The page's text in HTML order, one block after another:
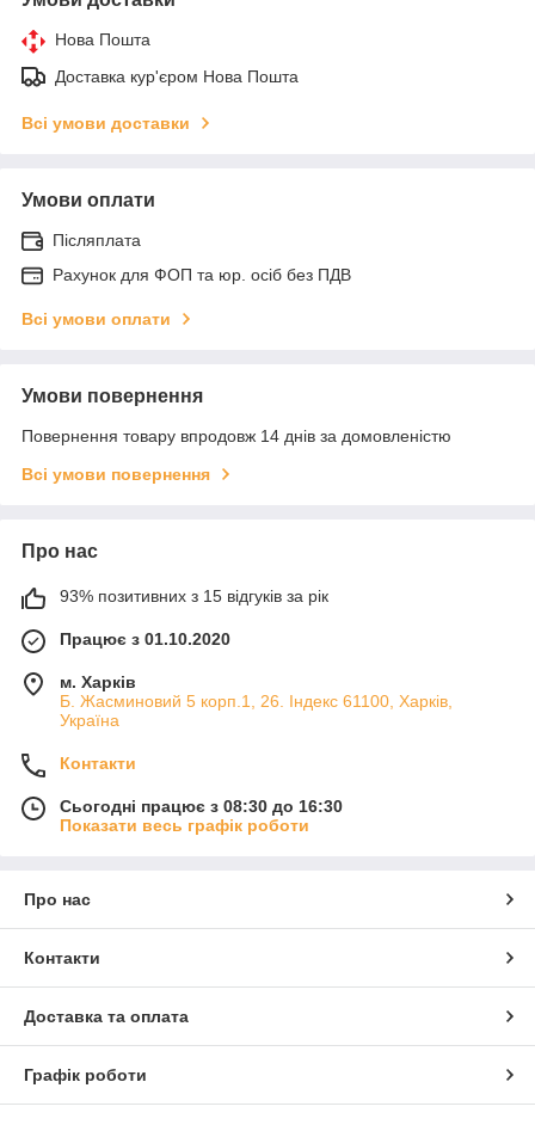
Нова Пошта
Доставка кур'єром Нова Пошта
Всі умови доставки
Умови оплати
Післяплата
Рахунок для ФОП та юр. осіб без ПДВ
Всі умови оплати
Умови повернення
Повернення товару впродовж 14 днів за домовленістю
Всі умови повернення
Про нас
93% позитивних з 15 відгуків за рік
Працює з 01.10.2020
м. Харків
Б. Жасминовий 5 корп.1, 26. Індекс 61100, Харків,
Україна
Контакти
Сьогодні працює з 08:30 до 16:30
Показати весь графік роботи
Про нас
Контакти
Доставка та оплата
Графік роботи